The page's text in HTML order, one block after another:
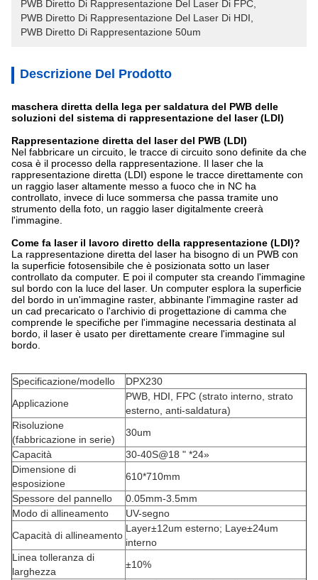
PWB Diretto Di Rappresentazione Del Laser Di FPC
PWB Diretto Di Rappresentazione Del Laser Di HDI
PWB Diretto Di Rappresentazione 50um
Descrizione Del Prodotto
maschera diretta della lega per saldatura del PWB delle
soluzioni del sistema di rappresentazione del laser (LDI)
Rappresentazione diretta del laser del PWB (LDI)
Nel fabbricare un circuito, le tracce di circuito sono definite da che
cosa è il processo della rappresentazione. Il laser che la
rappresentazione diretta (LDI) espone le tracce direttamente con
un raggio laser altamente messo a fuoco che in NC ha
controllato, invece di luce sommersa che passa tramite uno
strumento della foto, un raggio laser digitalmente creerà
l'immagine.
Come fa laser il lavoro diretto della rappresentazione (LDI)?
La rappresentazione diretta del laser ha bisogno di un PWB con
la superficie fotosensibile che è posizionata sotto un laser
controllato da computer. E poi il computer sta creando l'immagine
sul bordo con la luce del laser. Un computer esplora la superficie
del bordo in un'immagine raster, abbinante l'immagine raster ad
un cad precaricato o l'archivio di progettazione di camma che
comprende le specifiche per l'immagine necessaria destinata al
bordo, il laser è usato per direttamente creare l'immagine sul
bordo.
Specificazione/modello
DPX230
Applicazione
PWB, HDI, FPC (strato interno, strato
esterno, anti-saldatura)
Risoluzione
(fabbricazione in serie)
30um
Capacità
30-40S@18 " *24»
Dimensione di
esposizione
610*710mm
Spessore del pannello
0.05mm-3.5mm
Modo di allineamento
UV-segno
Capacità di allineamento
Layer±12um esterno; Laye±24um
interno
Linea tolleranza di
larghezza
±10%